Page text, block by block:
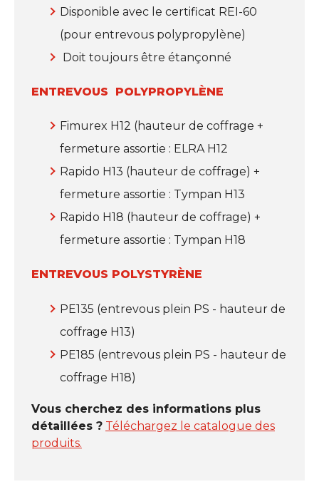
Disponible avec le certificat REI-60
(pour entrevous polypropylène)
Doit toujours être étançonné
ENTREVOUS POLYPROPYLÈNE
Fimurex H12 (hauteur de coffrage +
fermeture assortie : ELRA H12
Rapido H13 (hauteur de coffrage) +
fermeture assortie : Tympan H13
Rapido H18 (hauteur de coffrage) +
fermeture assortie : Tympan H18
ENTREVOUS POLYSTYRÈNE
PE135 (entrevous plein PS - hauteur de
coffrage H13)
PE185 (entrevous plein PS - hauteur de
coffrage H18)
Vous cherchez des informations plus
détaillées ? Téléchargez le catalogue des
produits.